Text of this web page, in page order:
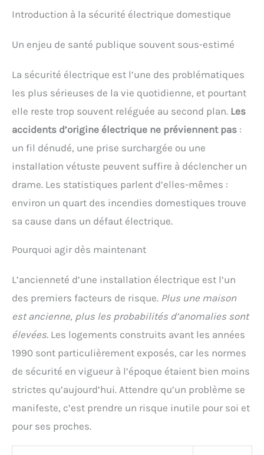
Introduction à la sécurité électrique domestique
Un enjeu de santé publique souvent sous-estimé
La sécurité électrique est l’une des problématiques
les plus sérieuses de la vie quotidienne, et pourtant
elle reste trop souvent reléguée au second plan. Les
accidents d’origine électrique ne préviennent pas :
un fil dénudé, une prise surchargée ou une
installation vétuste peuvent suffire à déclencher un
drame. Les statistiques parlent d’elles-mêmes :
environ un quart des incendies domestiques trouve
sa cause dans un défaut électrique.
Pourquoi agir dès maintenant
L’ancienneté d’une installation électrique est l’un
des premiers facteurs de risque. Plus une maison
est ancienne, plus les probabilités d’anomalies sont
élevées. Les logements construits avant les années
1990 sont particulièrement exposés, car les normes
de sécurité en vigueur à l’époque étaient bien moins
strictes qu’aujourd’hui. Attendre qu’un problème se
manifeste, c’est prendre un risque inutile pour soi et
pour ses proches.